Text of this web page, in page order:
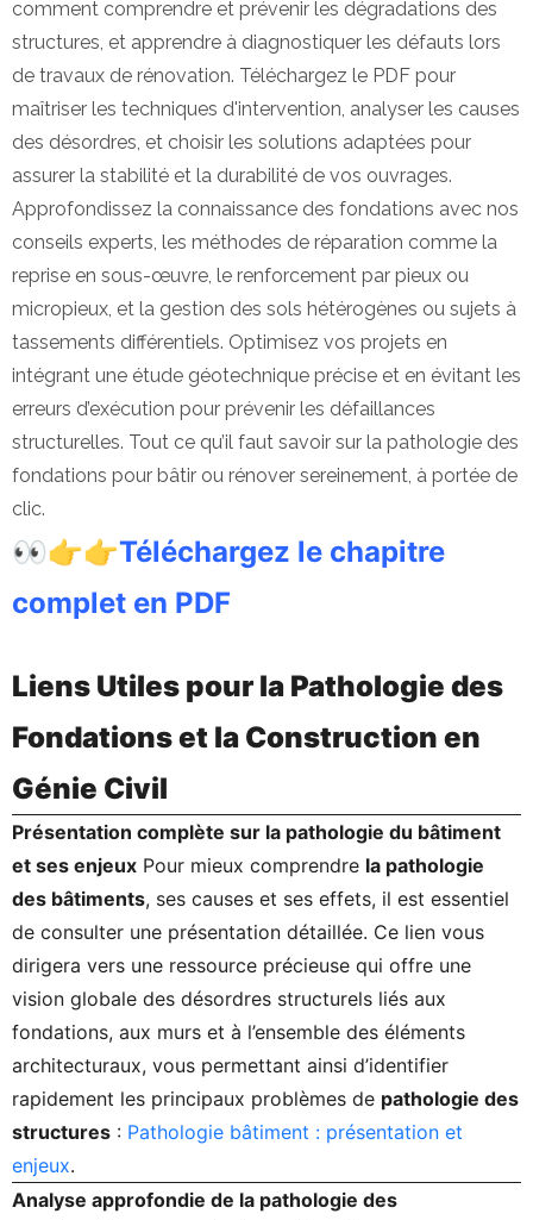
comment comprendre et prévenir les dégradations des
structures, et apprendre à diagnostiquer les défauts lors
de travaux de rénovation. Téléchargez le PDF pour
maîtriser les techniques d'intervention, analyser les causes
des désordres, et choisir les solutions adaptées pour
assurer la stabilité et la durabilité de vos ouvrages.
Approfondissez la connaissance des fondations avec nos
conseils experts, les méthodes de réparation comme la
reprise en sous-œuvre, le renforcement par pieux ou
micropieux, et la gestion des sols hétérogènes ou sujets à
tassements différentiels. Optimisez vos projets en
intégrant une étude géotechnique précise et en évitant les
erreurs d’exécution pour prévenir les défaillances
structurelles. Tout ce qu’il faut savoir sur la pathologie des
fondations pour bâtir ou rénover sereinement, à portée de
clic.
👀👉👉Téléchargez le chapitre
complet en PDF
Liens Utiles pour la Pathologie des
Fondations et la Construction en
Génie Civil
Présentation complète sur la pathologie du bâtiment
et ses enjeux Pour mieux comprendre la pathologie
des bâtiments, ses causes et ses effets, il est essentiel
de consulter une présentation détaillée. Ce lien vous
dirigera vers une ressource précieuse qui offre une
vision globale des désordres structurels liés aux
fondations, aux murs et à l’ensemble des éléments
architecturaux, vous permettant ainsi d’identifier
rapidement les principaux problèmes de pathologie des
structures : Pathologie bâtiment : présentation et
enjeux.
Analyse approfondie de la pathologie des